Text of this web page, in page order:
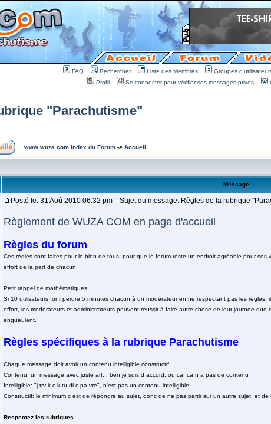
FAQ Rechercher Liste des Membres Groupes
Profil
Se connecter pour vérifier ses messages privés
"Parachutisme"
www.wuza.com Index du Forum-> Accueil
Message
Posté le: 31 Aoû 2010 06:32 pm Sujet du message: Règles de la rubrique
Règlement de WUZA COM en page d'accueil
Règles du forum
Ces règles sont faites pour le bien de tous, pour que le forum reste un endroit agréable pour
effort de la part de chacun.
Petit rappel de mathématiques :
Si 10 utilisateurs font perdre 5 minutes chacun à un modérateur en ne respectant pas les
effort, les modérateurs et administrateurs peuvent réussir à faire autre chose de leur journée
engueulent.
Règles spécifiques à la rubrique Parachutisme
Chaque message doit avoir un contenu intelligible constructif
Contenu: un message avec juste arf, , ben je suis d accord, ou ca, ca n a pas de contenu
Intelligible: "j trv k c k tu di c pa vré", n'est pas un contenu intelligible
Constructif: le minimum c est de répondre au sujet, donc de ne pas partir sur un autre sujet, et
Respectez les rubriques